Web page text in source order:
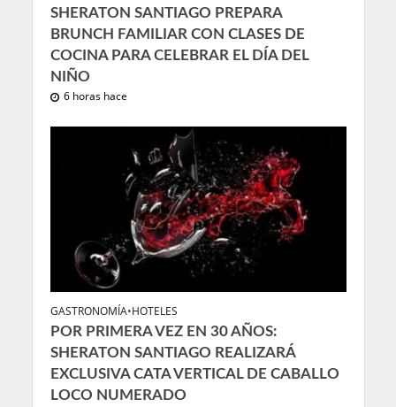
SHERATON SANTIAGO PREPARA
BRUNCH FAMILIAR CON CLASES DE
COCINA PARA CELEBRAR EL DÍA DEL
NIÑO
6 horas hace
GASTRONOMÍA•HOTELES
POR PRIMERA VEZ EN 30 AÑOS:
SHERATON SANTIAGO REALIZARÁ
EXCLUSIVA CATA VERTICAL DE CABALLO
LOCO NUMERADO